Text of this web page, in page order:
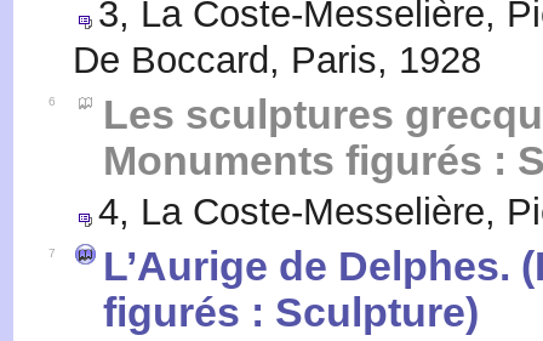
3, La Coste-Messelière,
De Boccard, Paris, 1928
6
Les sculptures
Monuments figurés :
4, La Coste-Messelière,
7
L’Aurige de Delphes.
figurés : Sculpture)